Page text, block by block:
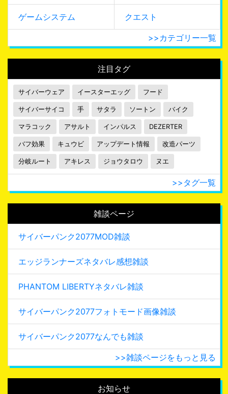
ゲームシステム クエスト
>>カテゴリー一覧
注目タグ
サイバーウェア イースターエッグ フード
サイバーサイコ 手 サタラ ソートン バイク
マラコック アサルト インパルス DEZERTER
バフ効果 キュウビ アップデート情報 改造パーツ
分岐ルート アキレス ジョウタロウ ヌエ
>>タグ一覧
雑談ページ
サイバーパンク2077MOD雑談
エッジランナーズネタバレ感想雑談
PHANTOM LIBERTYネタバレ雑談
サイバーパンク2077フォトモード画像雑談
サイバーパンク2077なんでも雑談
>>雑談ページをもっと見る
お知らせ